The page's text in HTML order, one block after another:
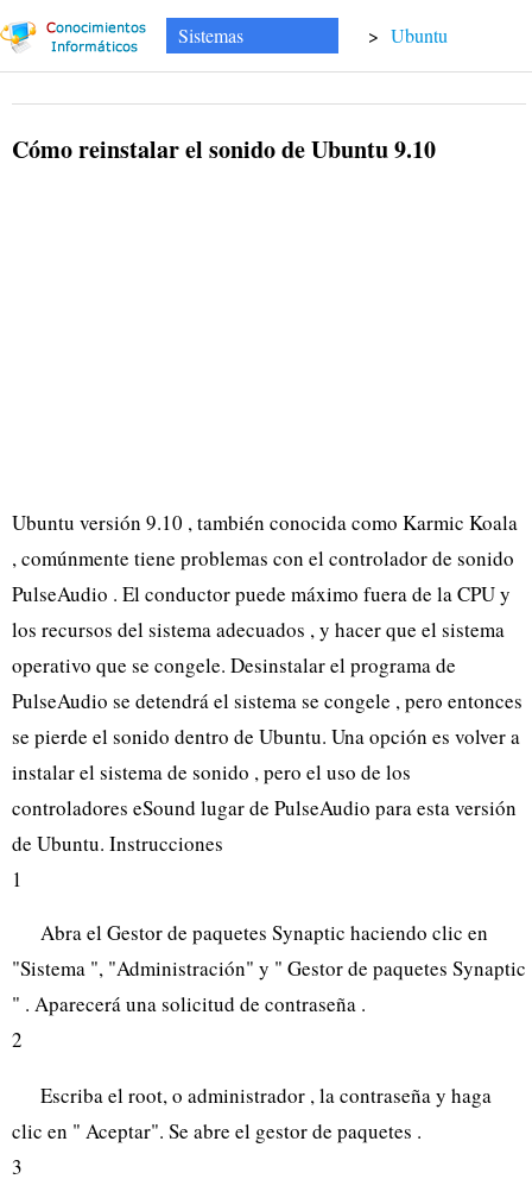
Sistemas > Ubuntu
Cómo reinstalar el sonido de Ubuntu 9.10
Ubuntu versión 9.10 , también conocida como Karmic Koala
, comúnmente tiene problemas con el controlador de sonido
PulseAudio . El conductor puede máximo fuera de la CPU y
los recursos del sistema adecuados , y hacer que el sistema
operativo que se congele. Desinstalar el programa de
PulseAudio se detendrá el sistema se congele , pero entonces
se pierde el sonido dentro de Ubuntu. Una opción es volver a
instalar el sistema de sonido , pero el uso de los
controladores eSound lugar de PulseAudio para esta versión
de Ubuntu. Instrucciones
1
Abra el Gestor de paquetes Synaptic haciendo clic en
"Sistema ", "Administración" y " Gestor de paquetes Synaptic
" . Aparecerá una solicitud de contraseña .
2
Escriba el root, o administrador , la contraseña y haga
clic en " Aceptar". Se abre el gestor de paquetes .
3